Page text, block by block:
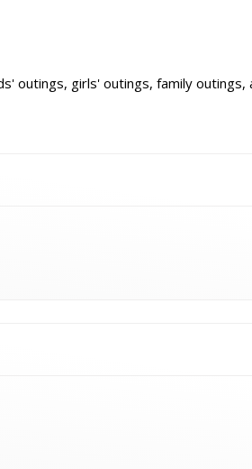
outings, girls' outings, family outings,